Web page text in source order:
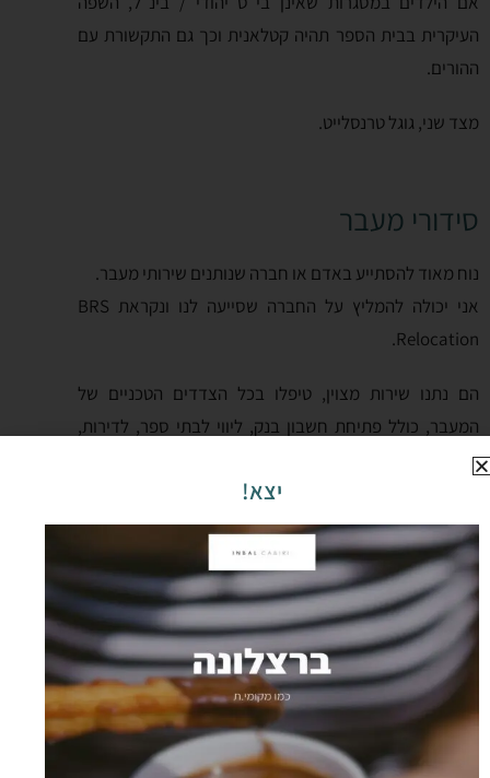
העיקרית בבית הספר תהיה קטלאנית וכך גם התקשורת עם
ההורים.
מצד שני, גוגל טרנסלייט.
סידורי מעבר
נוח מאוד להסתייע באדם או חברה שנותנים שירותי מעבר.
אני יכולה להמליץ על החברה שסייעה לנו ונקראת BRS
Relocation.
הם נתנו שירות מצוין, טיפלו בכל הצדדים הטכניים של
המעבר, כולל פתיחת חשבון בנק, ליווי לבתי ספר, לדירות,
הוצאת NIE וכו׳.
מגורים
ההמלצה החמה שלי היא שתחפשו פתרון דיור דומה ככל
האפשר לזה שיש לכם.
אם אתן בדירה בלב העיר הגדולה – חפשו דירה בלב עיר
גדולה.
אם אתן בבית פרטי בקצה של קיבוץ, חפשו בית פרטי בקצה
יצא!